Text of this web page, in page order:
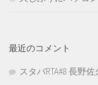
最近のコメント
スタバRTA#8 長野